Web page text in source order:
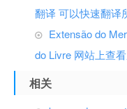
翻译 可以快速翻译
Extensão do
do Livre 网站上查
相关